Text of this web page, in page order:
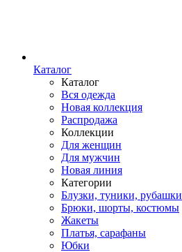
Каталог
Каталог
Вся одежда
Новая коллекция
Распродажа
Коллекции
Для женщин
Для мужчин
Новая линия
Категории
Блузки, туники, рубашки
Брюки, шорты, костюмы
Жакеты
Платья, сарафаны
Юбки